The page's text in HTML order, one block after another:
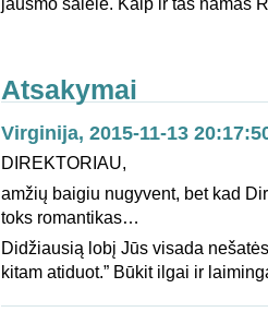
Atsakymai
Virginija, 2015-11-13
DIREKTORIAU,
amžių baigiu nugyvent, bet kad
toks romantikas…
Didžiausią lobį Jūs visada
kitam atiduot.” Būkit ilgai ir